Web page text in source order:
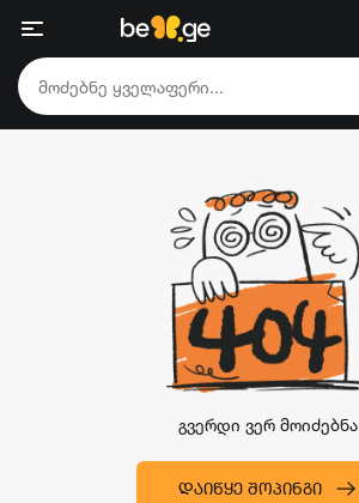
გვერდი ვერ მოიძებნა
ᲓᲐᲘᲬᲧᲔ ᲨᲝᲞᲘᲜᲒᲘ